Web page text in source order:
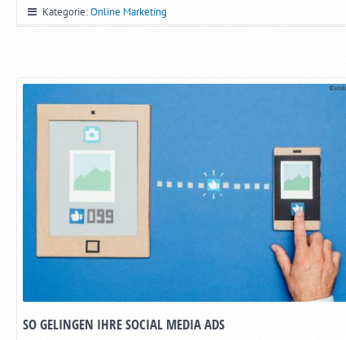
Kategorie:Online Marketing
SO GELINGEN IHRE SOCIAL MEDIA ADS